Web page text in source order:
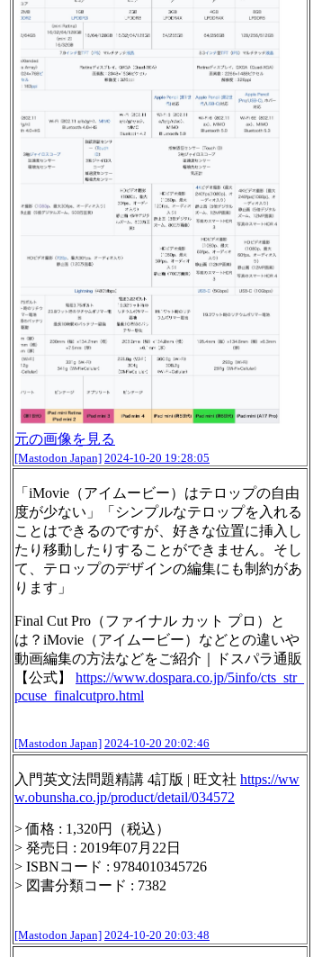
元の画像を見る
[Mastodon Japan] 2024-10-20 19:28:05
「iMovie（アイムービー）はテロップの自由
度が少ない」「シンプルなテロップを入れる
ことはできるのですが、好きな位置に挿入し
たり移動したりすることができません。そし
て、テロップのデザインの編集にも制約があ
ります」
Final Cut Pro（ファイナル カット プロ）と
は？iMovie（アイムービー）などとの違いや
動画編集の方法などをご紹介｜ドスパラ通販
【公式】 https://www.dospara.co.jp/5info/cts_str_
pcuse_finalcutpro.html
[Mastodon Japan] 2024-10-20 20:02:46
入門英文法問題精講 4訂版 | 旺文社 https://ww
w.obunsha.co.jp/product/detail/034572
> 価格 : 1,320円（税込）
> 発売日 : 2019年07月22日
> ISBNコード : 9784010345726
> 図書分類コード : 7382
[Mastodon Japan] 2024-10-20 20:03:48